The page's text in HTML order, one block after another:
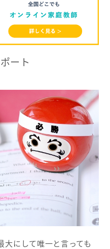
ート
大にして唯一と言っても